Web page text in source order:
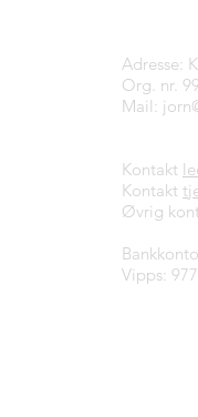
Adresse:
Org. nr.
Mail:
Kontakt
Kontakt
Øvrig
Vipps: